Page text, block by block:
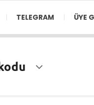
TELEGRAM ÜYE